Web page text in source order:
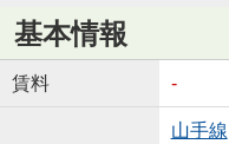
基本情報
賃料 -
山手線